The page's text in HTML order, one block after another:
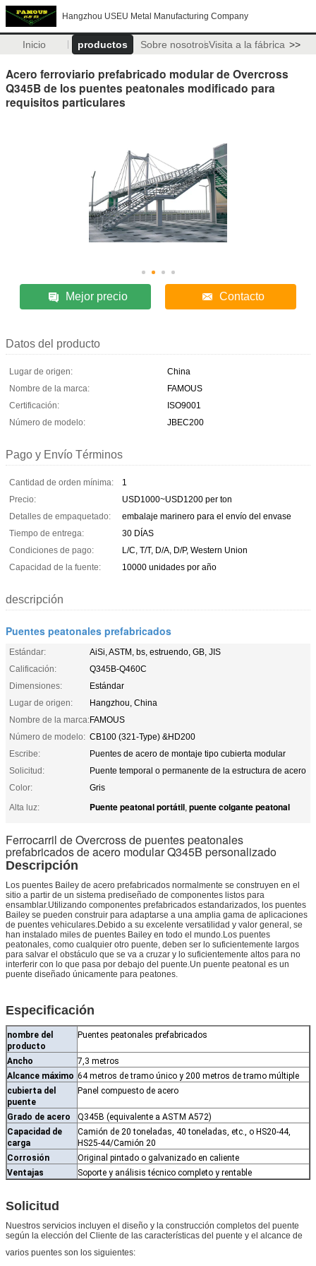
Hangzhou USEU Metal Manufacturing Company
Inicio productos Sobre nosotrosVisita a la fábrica >>
Acero ferroviario prefabricado modular de Overcross
Q345B de los puentes peatonales modificado para
requisitos particulares
Mejor precio Contacto
Datos del producto
Lugar de origen:
China
Nombre de la marca:
FAMOUS
Certificación:
ISO9001
Número de modelo:
JBEC200
Pago y Envío Términos
Cantidad de orden mínima:
1
Precio:
USD1000~USD1200 per ton
Detalles de empaquetado:
embalaje marinero para el envío del envase
Tiempo de entrega:
30 DÍAS
Condiciones de pago:
L/C, T/T, D/A, D/P, Western Union
Capacidad de la fuente:
10000 unidades por año
descripción
Puentes peatonales prefabricados
Estándar:
AiSi, ASTM, bs, estruendo, GB, JIS
Calificación:
Q345B-Q460C
Dimensiones:
Estándar
Lugar de origen:
Hangzhou, China
Nombre de la marca:FAMOUS
Número de modelo: CB100 (321-Type) &HD200
Escribe:
Puentes de acero de montaje tipo cubierta modular
Solicitud:
Puente temporal o permanente de la estructura de acero
Color:
Gris
Alta luz:
Puente peatonal portátil, puente colgante peatonal
Ferrocarril de Overcross de puentes peatonales
prefabricados de acero modular Q345B personalizado
Descripción
Los puentes Bailey de acero prefabricados normalmente se construyen en el
sitio a partir de un sistema prediseñado de componentes listos para
ensamblar.Utilizando componentes prefabricados estandarizados, los puentes
Bailey se pueden construir para adaptarse a una amplia gama de aplicaciones
de puentes vehiculares.Debido a su excelente versatilidad y valor general, se
han instalado miles de puentes Bailey en todo el mundo.Los puentes
peatonales, como cualquier otro puente, deben ser lo suficientemente largos
para salvar el obstáculo que se va a cruzar y lo suficientemente altos para no
interferir con lo que pasa por debajo del puente.Un puente peatonal es un
puente diseñado únicamente para peatones.
Especificación
nombre del
producto
Puentes peatonales prefabricados
Ancho
7,3 metros
Alcance máximo 64 metros de tramo único y 200 metros de tramo múltiple
cubierta del
puente
Panel compuesto de acero
Grado de acero
Q345B (equivalente a ASTM A572)
Capacidad de
carga
Camión de 20 toneladas, 40 toneladas, etc., o HS20-44,
HS25-44/Camión 20
Corrosión
Original pintado o galvanizado en caliente
Ventajas
Soporte y análisis técnico completo y rentable
Solicitud
Nuestros servicios incluyen el diseño y la construcción completos del puente
según la elección del Cliente de las características del puente y el alcance de
varios puentes son los siguientes: